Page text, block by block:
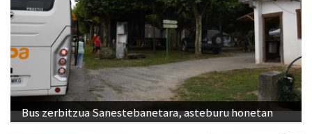
Bus zerbitzua Sanestebanetara, asteburu honetan